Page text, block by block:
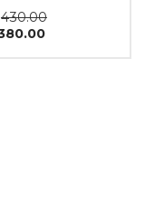
430.00